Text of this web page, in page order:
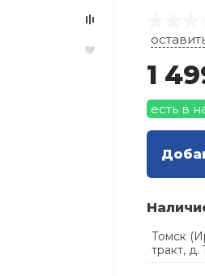
1
есть в
Томск
тракт, д.